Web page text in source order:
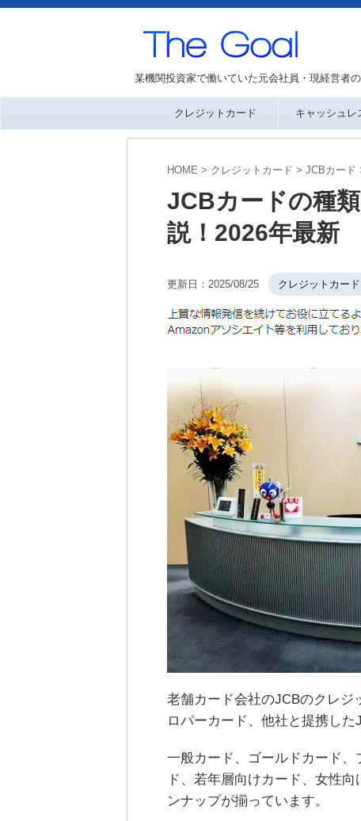
某機関投資家で働いていた元会社員・現経営者
クレジットカード キャッシュレ
HOME > クレジットカード > JCBカード
JCBカードの種
説！2026年最新
更新日： 2025/08/25 クレジットカード
老舗カード会社のJCBのクレジ
ロパーカード、他社と提携した
一般カード、ゴールドカード
ド、若年層向けカード、女性
ンナップが揃っています。